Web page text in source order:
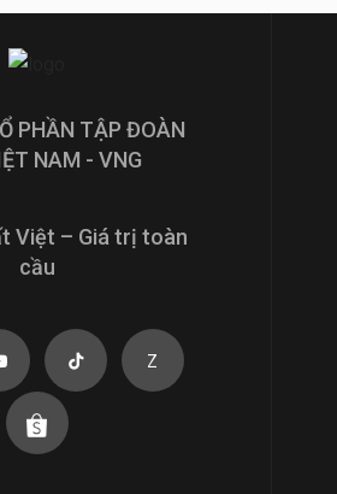
PHẦN TẬP ĐOÀN
NAM - VNG
Việt – Giá trị toàn
cầu
Z